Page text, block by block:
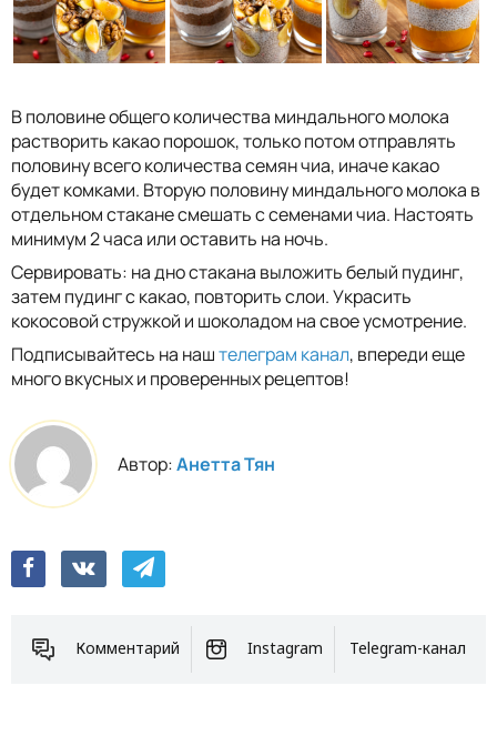
В половине общего количества миндального молока
растворить какао порошок, только потом отправлять
половину всего количества семян чиа, иначе какао
будет комками. Вторую половину миндального молока в
отдельном стакане смешать с семенами чиа. Настоять
минимум 2 часа или оставить на ночь.
Сервировать: на дно стакана выложить белый пудинг,
затем пудинг с какао, повторить слои. Украсить
кокосовой стружкой и шоколадом на свое усмотрение.
Подписывайтесь на наштелеграм канал, впереди еще
много вкусных и проверенных рецептов!
Автор:Анетта Тян
Комментарий Instagram Telegram-канал